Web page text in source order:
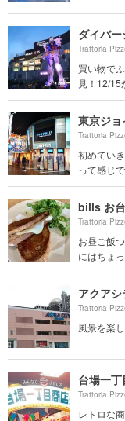
ダイバ
Trattoria
買い物で
見！12/15
東京ジョ
Trattoria
初めてい
って感じ
bills お
Trattoria
お昼ご飯
にはちょ
アクア
Trattoria
風景を楽
台場一
Trattoria
レトロな